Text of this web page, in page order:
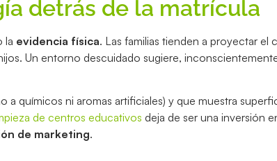
detrás de la matrícula
la evidencia física. Las familias tienden a proyectar el
Un entorno descuidado sugiere,
químicos ni aromas artificiales) y que muestra
de centros educativos deja de ser una inversión
de marketing.